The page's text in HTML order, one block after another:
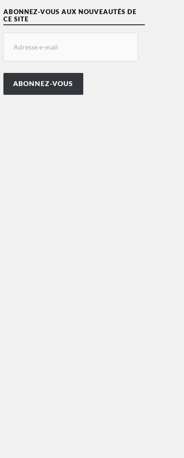
ABONNEZ-VOUS AUX NOUVEAUTÉS DE
CE SITE
ABONNEZ-VOUS